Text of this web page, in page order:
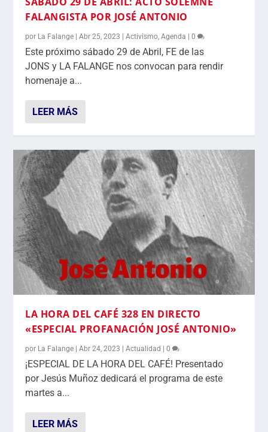
FALANGISTA POR JOSÉ ANTONIO
por La Falange |Abr 25, 2023 |Activismo,Agenda |0
Este próximo sábado 29 de Abril, FE de las
JONS y LA FALANGE nos convocan para rendir
homenaje a...
LEER MÁS
LA HORA DEL CAFÉ 328 EN DIRECTO
«ESPECIAL PROFANACIÓN JOSÉ ANTONIO»
por La Falange |Abr 24, 2023 |Actualidad |0
¡ESPECIAL DE LA HORA DEL CAFÉ! Presentado
por Jesús Muñoz dedicará el programa de este
martes a...
LEER MÁS